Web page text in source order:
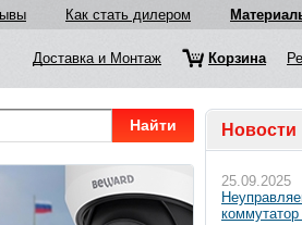
Как стать дилером
Доставка и Монтаж Корзина
Новости
25.09.2025
Найти